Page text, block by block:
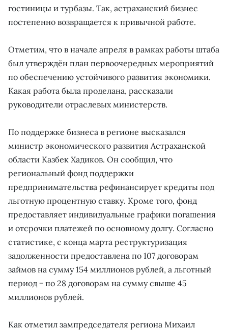
гостиницы и турбазы. Так, астраханский бизнес
постепенно возвращается к привычной работе.
Отметим, что в начале апреля в рамках работы штаба
был утверждён план первоочередных мероприятий
по обеспечению устойчивого развития экономики.
Какая работа была проделана, рассказали
руководители отраслевых министерств.
По поддержке бизнеса в регионе высказался
министр экономического развития Астраханской
области Казбек Хадиков. Он сообщил, что
региональный фонд поддержки
предпринимательства рефинансирует кредиты под
льготную процентную ставку. Кроме того, фонд
предоставляет индивидуальные графики погашения
и отсрочки платежей по основному долгу. Согласно
статистике, с конца марта реструктуризация
задолженности предоставлена по 107 договорам
займов на сумму 154 миллионов рублей, а льготный
период − по 28 договорам на сумму свыше 45
миллионов рублей.
Как отметил зампредседателя региона Михаил